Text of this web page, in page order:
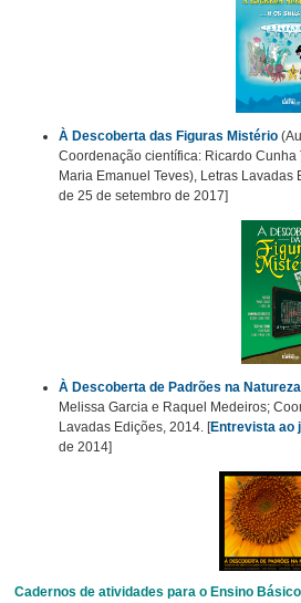
À Descoberta das Figuras Mistério
Coordenação científica: Ricardo
Maria Emanuel Teves), Letras Lavadas
de 25 de setembro de 2017]
À Descoberta de Padrões na
Melissa Garcia e Raquel Medeiros;
Lavadas Edições, 2014. [Entrevista ao
de 2014]
Cadernos de atividades para o Ensino